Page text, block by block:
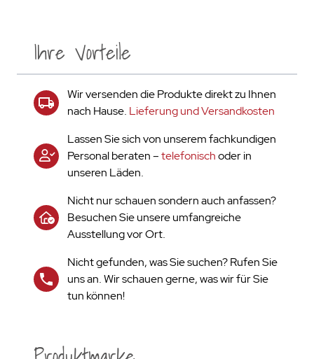
Ihre Vorteile
Wir versenden die Produkte direkt zu Ihnen
nach Hause. Lieferung und Versandkosten
Lassen Sie sich von unserem fachkundigen
Personal beraten –telefonischoder in
unseren Läden.
Nicht nur schauen sondern auch anfassen?
Besuchen Sie unsere umfangreiche
Ausstellung vor Ort.
Nicht gefunden, was Sie suchen? Rufen Sie
uns an. Wir schauen gerne, was wir für Sie
tun können!